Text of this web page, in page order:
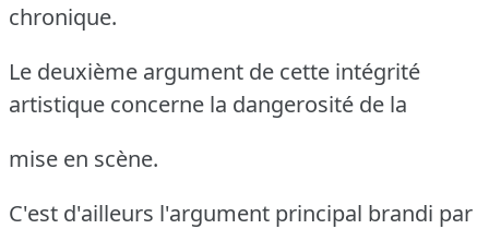
chronique.
Le deuxième argument de cette intégrité
artistique concerne la dangerosité de la
mise en scène.
C'est d'ailleurs l'argument principal brandi par